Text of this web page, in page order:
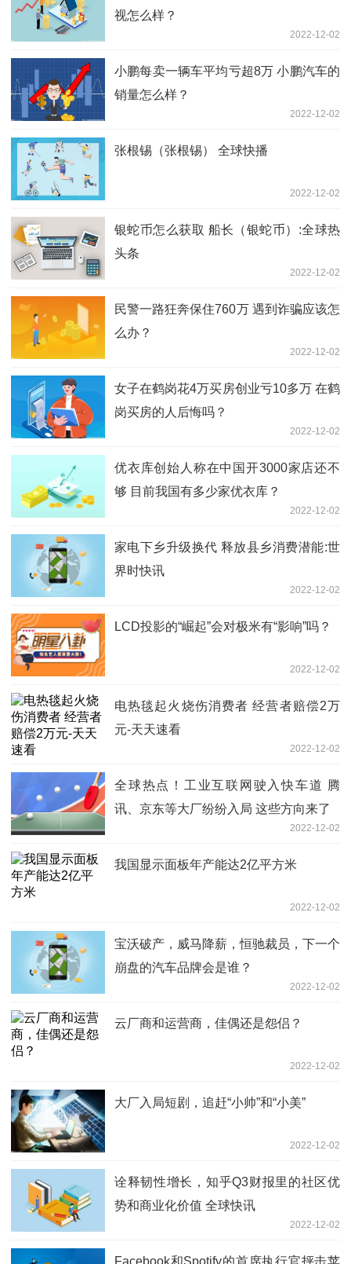
视怎么样？
2022-12-02
小鹏每卖一辆车平均亏超8万 小鹏汽车的
销量怎么样？
2022-12-02
张根锡（张根锡） 全球快播
2022-12-02
银蛇币怎么获取 船长（银蛇币）:全球热
头条
2022-12-02
民警一路狂奔保住760万 遇到诈骗应该怎
么办？
2022-12-02
女子在鹤岗花4万买房创业亏10多万 在鹤
岗买房的人后悔吗？
2022-12-02
优衣库创始人称在中国开3000家店还不
够 目前我国有多少家优衣库？
2022-12-02
家电下乡升级换代 释放县乡消费潜能:世
界时快讯
2022-12-02
LCD投影的“崛起”会对极米有“影响”吗？
2022-12-02
电热毯起火烧伤消费者 经营者赔偿2万
元-天天速看
2022-12-02
全球热点！工业互联网驶入快车道 腾
讯、京东等大厂纷纷入局 这些方向来了
2022-12-02
我国显示面板年产能达2亿平方米
2022-12-02
宝沃破产，威马降薪，恒驰裁员，下一个
崩盘的汽车品牌会是谁？
2022-12-02
云厂商和运营商，佳偶还是怨侣？
2022-12-02
大厂入局短剧，追赶“小帅”和“小美”
2022-12-02
诠释韧性增长，知乎Q3财报里的社区优
势和商业化价值 全球快讯
2022-12-02
Facebook和Spotify的首席执行官抨击苹